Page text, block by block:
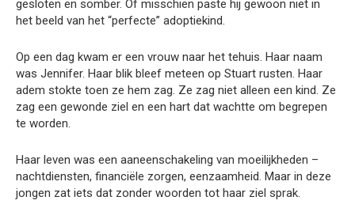
gesloten en somber. Of misschien paste hij gewoon niet in
het beeld van het “perfecte” adoptiekind.
Op een dag kwam er een vrouw naar het tehuis. Haar naam
was Jennifer. Haar blik bleef meteen op Stuart rusten. Haar
adem stokte toen ze hem zag. Ze zag niet alleen een kind. Ze
zag een gewonde ziel en een hart dat wachtte om begrepen
te worden.
Haar leven was een aaneenschakeling van moeilijkheden –
nachtdiensten, financiële zorgen, eenzaamheid. Maar in deze
jongen zat iets dat zonder woorden tot haar ziel sprak.